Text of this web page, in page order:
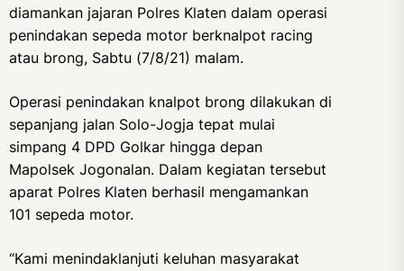
diamankan jajaran Polres Klaten dalam operasi
penindakan sepeda motor berknalpot racing
atau brong, Sabtu (7/8/21) malam.
Operasi penindakan knalpot brong dilakukan di
sepanjang jalan Solo-Jogja tepat mulai
simpang 4 DPD Golkar hingga depan
Mapolsek Jogonalan. Dalam kegiatan tersebut
aparat Polres Klaten berhasil mengamankan
101 sepeda motor.
“Kami menindaklanjuti keluhan masyarakat